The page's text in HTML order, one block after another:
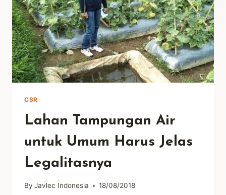
DI
DUSUN
BANCEUY
CSR
Lahan Tampungan Air
untuk Umum Harus Jelas
Legalitasnya
By Javlec Indonesia 18/08/2018